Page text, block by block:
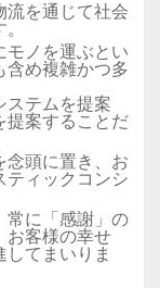
流を通じて社会
モノを運ぶとい
含め複雑かつ多
ステムを提案
提案することだ
念頭に置き、お
ティックコンシ
常に「感謝」の
お客様の幸せ
てまいりま